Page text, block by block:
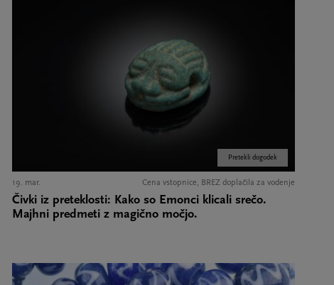
Pretekli dogodek
19. mar. Cena vstopnice, BREZ doplačila za vodenje
Čivki iz preteklosti: Kako so Emonci klicali srečo.
Majhni predmeti z magično močjo.